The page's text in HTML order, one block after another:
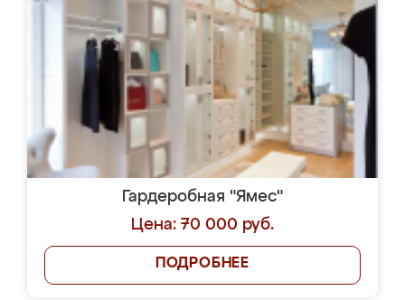
Гардеробная "Ямес"
Цена: 70 000 руб.
ПОДРОБНЕЕ